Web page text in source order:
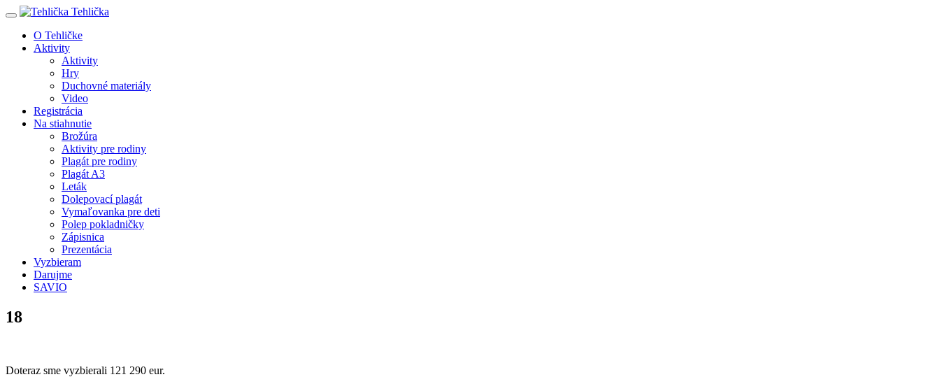
Tehlička
O Tehličke
Aktivity
Aktivity
Hry
Duchovné materiály
Video
Registrácia
Na stiahnutie
Brožúra
Aktivity pre rodiny
Plagát pre rodiny
Plagát A3
Leták
Dolepovací plagát
Vymaľovanka pre deti
Polep pokladničky
Zápisnica
Prezentácia
Vyzbieram
Darujme
SAVIO
18
Doteraz sme vyzbierali 121 290 eur.